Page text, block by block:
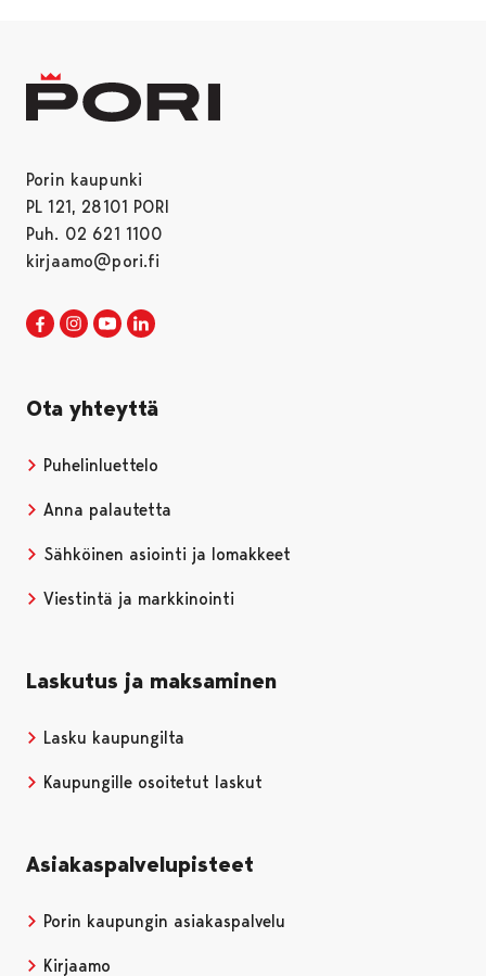
Porin kaupunki
PL 121, 28101 PORI
Puh. 02 621 1100
kirjaamo@pori.fi
Porin kaupunki Facebookissa
Avautuu uudessa välilehdessä
Porin kaupunki Instagramissa
Avautuu uudessa välilehdessä
Porin kaupunki Youtubessa
Avautuu uudessa välilehdessä
Ota yhteyttä
Puhelinluettelo
Anna palautetta
Sähköinen asiointi ja lomakkeet
Viestintä ja markkinointi
Laskutus ja maksaminen
Lasku kaupungilta
Kaupungille osoitetut laskut
Asiakaspalvelupisteet
Porin kaupungin asiakaspalvelu
Kirjaamo